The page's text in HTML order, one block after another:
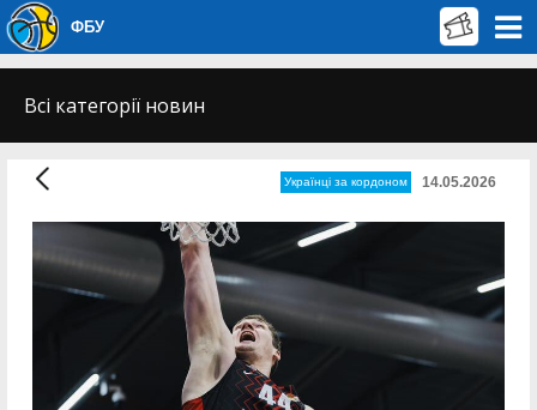
ФБУ
Всі категорії новин
Українці за кордоном 14.05.2026